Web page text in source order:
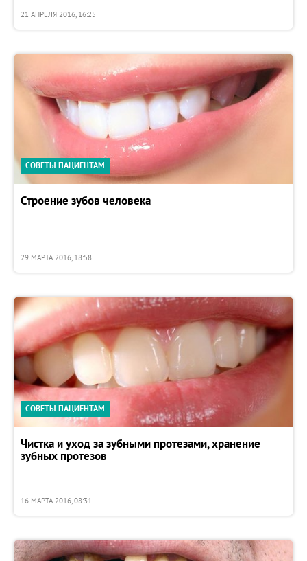
21 АПРЕЛЯ 2016, 16:25
СОВЕТЫ ПАЦИЕНТАМ
Строение зубов человека
29 МАРТА 2016, 18:58
СОВЕТЫ ПАЦИЕНТАМ
Чистка и уход за зубными протезами, хранение
зубных протезов
16 МАРТА 2016, 08:31